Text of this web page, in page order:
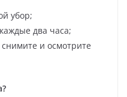
убор;
два часа;
и осмотрите